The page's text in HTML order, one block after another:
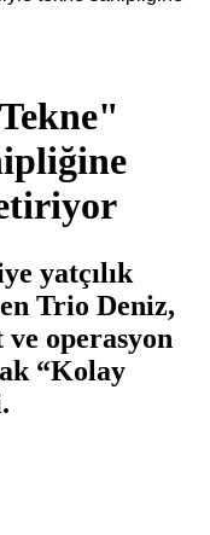
yatçılık
Trio Deniz,
operasyon
“Kolay